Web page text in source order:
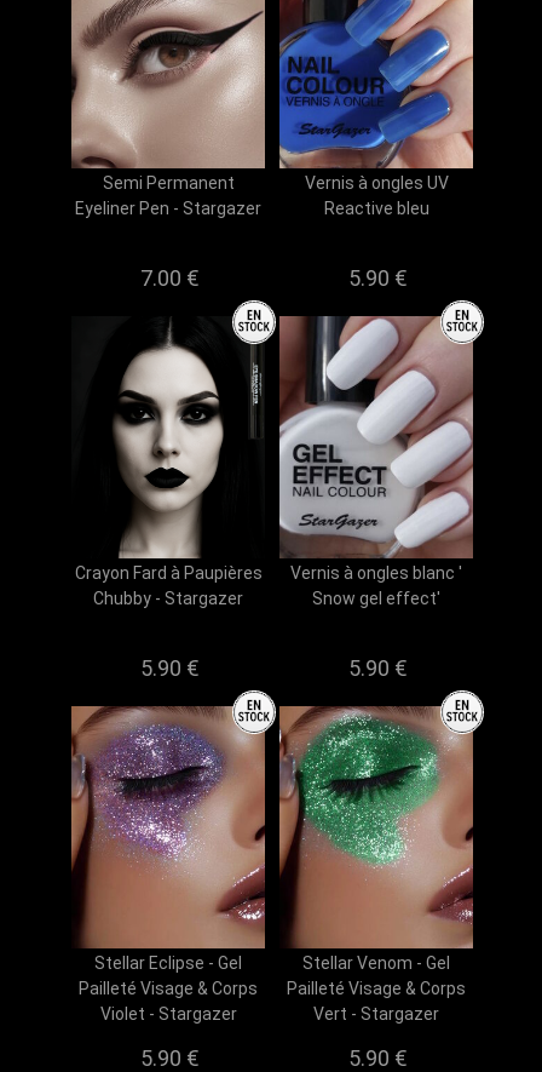
Semi Permanent
Eyeliner Pen - Stargazer
7.00 €
Vernis à ongles UV
Reactive bleu
5.90 €
Crayon Fard à Paupières
Chubby - Stargazer
5.90 €
Vernis à ongles blanc '
Snow gel effect'
5.90 €
Stellar Eclipse - Gel
Pailleté Visage & Corps
Violet - Stargazer
5.90 €
Stellar Venom - Gel
Pailleté Visage & Corps
Vert - Stargazer
5.90 €